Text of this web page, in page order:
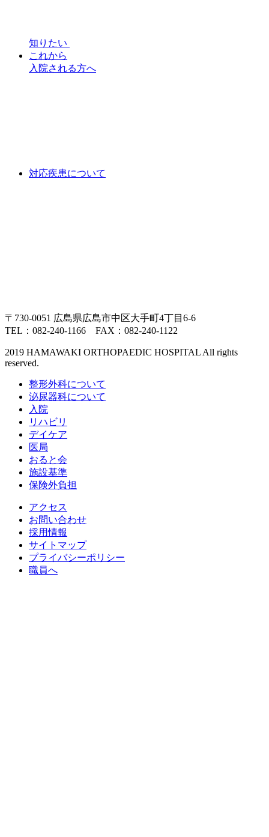
知りたい
これから
入院される方へ
対応疾患について
〒730-0051 広島県広島市中区大手町4丁目6-6
TEL：082-240-1166 FAX：082-240-1122
2019 HAMAWAKI ORTHOPAEDIC HOSPITAL All rights
reserved.
整形外科について
泌尿器科について
入院
リハビリ
デイケア
医局
おると会
施設基準
保険外負担
アクセス
お問い合わせ
採用情報
サイトマップ
プライバシーポリシー
職員へ